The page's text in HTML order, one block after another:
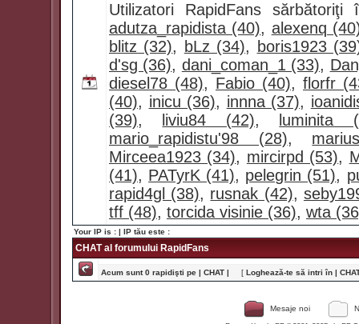
Utilizatori RapidFans
adutza_rapidista (40), alexenq
blitz (32), bLz (34),
boris1923
d'sg (36), dani_coman_1 (33),
diesel78 (48), Fabio (40), florfr
(40), inicu (36), innna (37),
(39), liviu84 (42),
luminita
mario_rapidistu'98 (28),
Mirceea1923 (34), mircirpd (53),
(41), PATyrK (41), pelegrin (51),
rapid4gl (38), rusnak (42),
tff (48), torcida visinie (36), wta
Your IP is : | IP tău este :
CHAT al forumului RapidFans
Acum sunt 0 rapidişti pe | CHAT | [ Loghează-te să intri în |
Mesaje noi